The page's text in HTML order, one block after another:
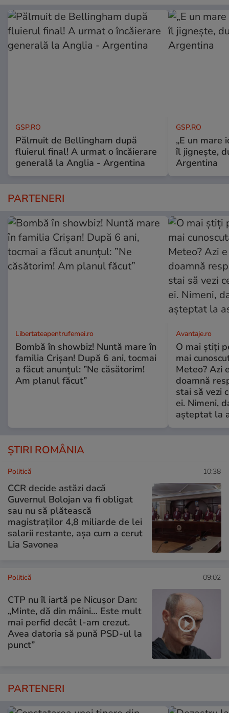
GSP.RO
Pălmuit de Bellingham după
fluierul final! A urmat o încăierare
generală la Anglia - Argentina
GSP.RO
„E un mare
îl jignește,
Argentina
PARTENERI
Libertateapentrufemei.ro
Bombă în showbiz! Nuntă mare în
familia Crișan! După 6 ani, tocmai
a făcut anunțul: ”Ne căsătorim!
Am planul făcut”
Avantaje.ro
O mai știți
mai
Meteo? Azi
doamnă
stai să vezi
ei. Nimeni,
așteptat la
ȘTIRI ROMÂNIA
Politică 10:38
CCR decide astăzi dacă
Guvernul Bolojan va fi obligat
sau nu să plătească
magistraților 4,8 miliarde de lei
salarii restante, așa cum a cerut
Lia Savonea
Politică 09:02
CTP nu îl iartă pe Nicușor Dan:
„Minte, dă din mâini… Este mult
mai perfid decât l-am crezut.
Avea datoria să pună PSD-ul la
punct”
PARTENERI